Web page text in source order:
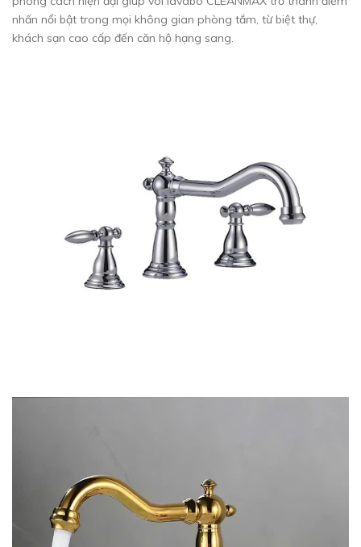
nhấn nổi bật trong mọi không gian phòng tắm, từ biệt thự,
khách sạn cao cấp đến căn hộ hạng sang.